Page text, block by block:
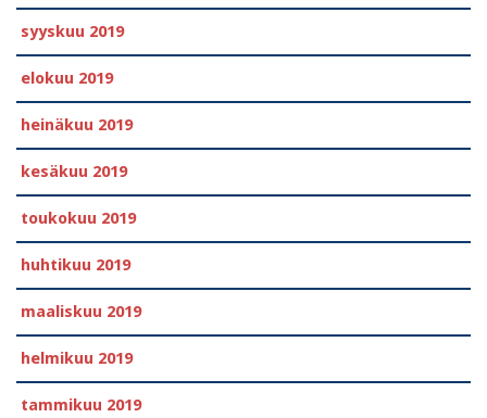
syyskuu 2019
elokuu 2019
heinäkuu 2019
kesäkuu 2019
toukokuu 2019
huhtikuu 2019
maaliskuu 2019
helmikuu 2019
tammikuu 2019